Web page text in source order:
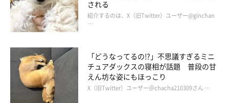
される
紹介するのは、X（旧Twitter）ユーザー@ginchan
…
「どうなってるの!?」不思議すぎるミニ
チュアダックスの寝相が話題 普段の甘
えん坊な姿にもほっこり
X（旧Twitter）ユーザー＠chacha210309さん …